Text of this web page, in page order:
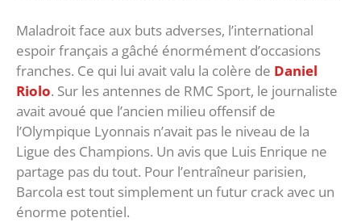
Maladroit face aux buts adverses, l’international
espoir français a gâché énormément d’occasions
franches. Ce qui lui avait valu la colère de Daniel
Riolo. Sur les antennes de RMC Sport, le journaliste
avait avoué que l’ancien milieu offensif de
l’Olympique Lyonnais n’avait pas le niveau de la
Ligue des Champions. Un avis que Luis Enrique ne
partage pas du tout. Pour l’entraîneur parisien,
Barcola est tout simplement un futur crack avec un
énorme potentiel.